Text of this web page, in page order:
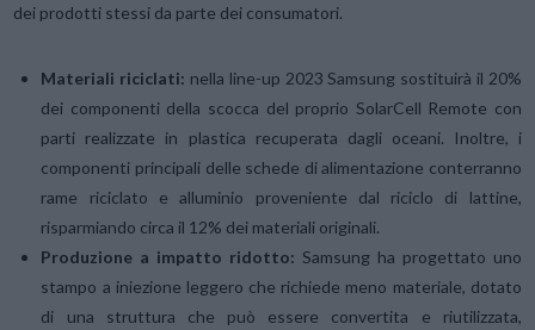
dei prodotti stessi da parte dei consumatori.
Materiali riciclati: nella line-up 2023 Samsung sostituirà il 20%
dei componenti della scocca del proprio SolarCell Remote con
parti realizzate in plastica recuperata dagli oceani. Inoltre, i
componenti principali delle schede di alimentazione conterranno
rame riciclato e alluminio proveniente dal riciclo di lattine,
risparmiando circa il 12% dei materiali originali.
Produzione a impatto ridotto:Samsung ha progettato uno
stampo a iniezione leggero che richiede meno materiale, dotato
di una struttura che può essere convertita e riutilizzata,